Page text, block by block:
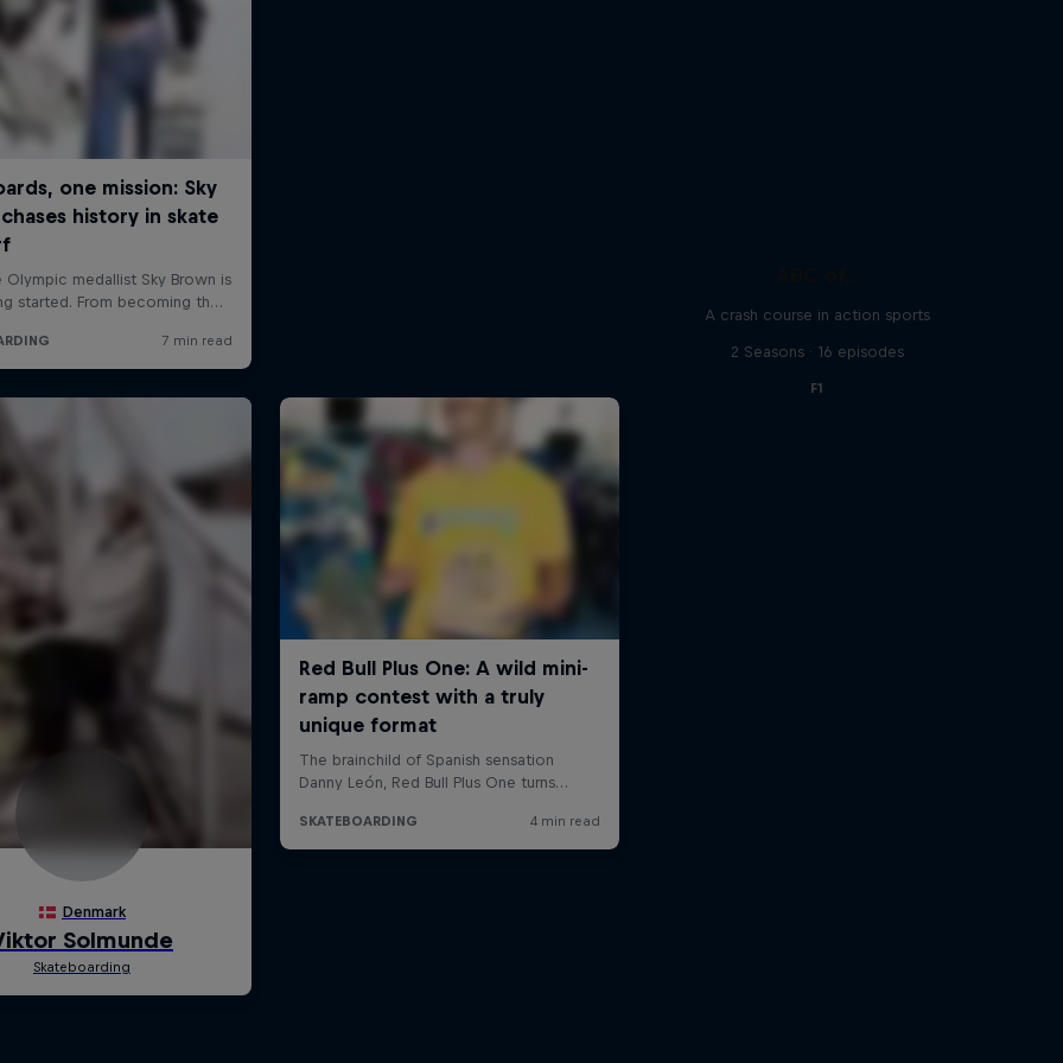
A crash course in action sports
2 Seasons · 16 episodes
F1